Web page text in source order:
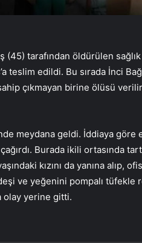
(45) tarafından öldürülen
teslim edildi. Bu sırada İnci
çıkmayan birine ölüsü
meydana geldi. İddiaya göre
Burada ikili ortasında
kızını da yanına alıp,
ve yeğenini pompalı tüfekle
olay yerine gitti.